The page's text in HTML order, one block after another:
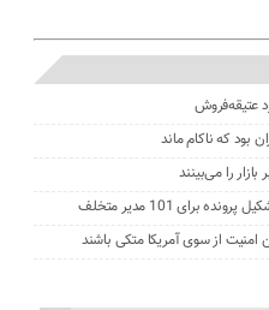
عتیقه‌فروش
بود که ناکام ماند
را می‌بینند
101 مدیر متخلف
امنیت از سوی آمریکا متکی باشند